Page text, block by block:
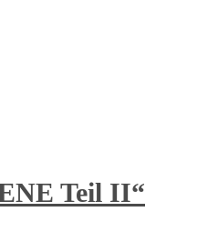
Teil II“